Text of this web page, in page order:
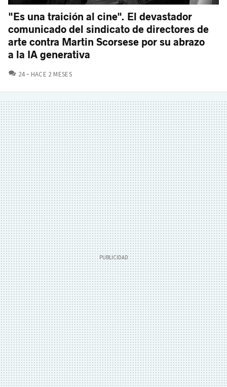
"Es una traición al cine". El devastador
comunicado del sindicato de directores de
arte contra Martin Scorsese por su abrazo
a la IA generativa
24 COMENTARIOS
HACE 2 MESES